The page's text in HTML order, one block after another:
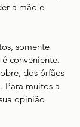
a mão e
somente
conveniente.
dos órfãos
Para muitos a
opinião